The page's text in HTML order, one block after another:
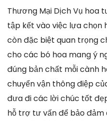
Thương Mại Dịch Vụ hoa
tập kết vào việc lựa chọn
còn đặc biệt quan trọng
cho các bó hoa mang ý
đúng bản chất mỗi cành
chuyển vận thông điệp
đưa đi các lời chúc tốt
hỗ trợ tư vấn để bảo